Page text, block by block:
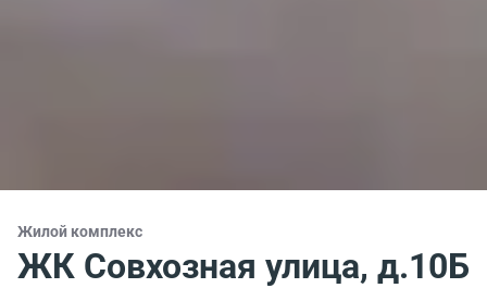
Жилой комплекс
ЖК Совхозная улица, д.10Б